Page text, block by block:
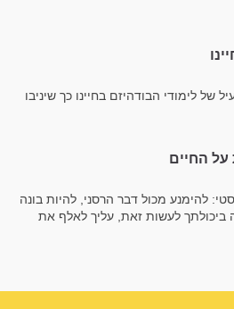
של לימודי הבודהיזם בחיינו כך שיניבו
החיים
להימנע מכול דבר הרסני, להיות בונה
ביכולתך לעשות זאת, עליך לאלף את